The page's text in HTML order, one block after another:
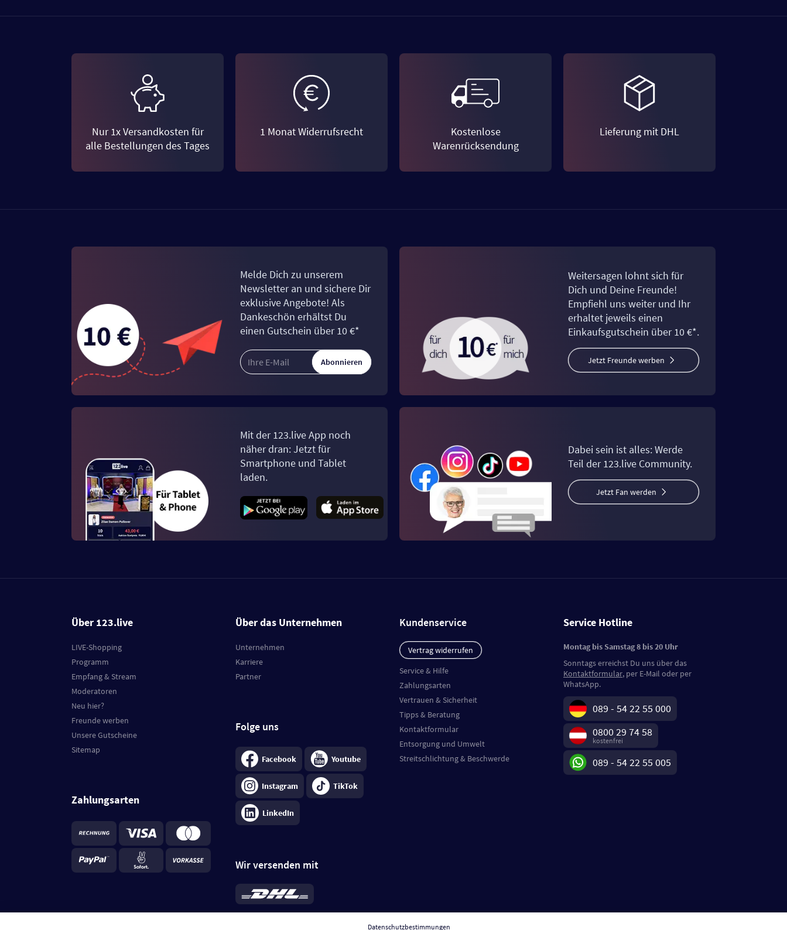
Nur 1x Versandkosten für
alle Bestellungen des Tages
1 Monat Widerrufsrecht
Kostenlose
Warenrücksendung
Lieferung mit DHL
Melde Dich zu unserem
Newsletter an und sichere Dir
exklusive Angebote! Als
Dankeschön erhältst Du
einen Gutschein über 10 €*
Abonnieren
Weitersagen lohnt sich für
Dich und Deine Freunde!
Empfiehl uns weiter und Ihr
erhaltet jeweils einen
Einkaufsgutschein über 10 €*.
Jetzt Freunde werben
Mit der 123.live App noch
näher dran: Jetzt für
Smartphone und Tablet
laden.
Dabei sein ist alles: Werde
Teil der 123.live Community.
Jetzt Fan werden
Über 123.live
LIVE-Shopping
Programm
Empfang & Stream
Moderatoren
Neu hier?
Freunde werben
Unsere Gutscheine
Sitemap
Zahlungsarten
Über das Unternehmen
Unternehmen
Karriere
Partner
Folge uns
Facebook Youtube
Instagram TikTok
LinkedIn
Wir versenden mit
*Standard 6,95 €; bei Kühlware zzgl. 0,99 €
je Bestellung, insgesamt 7,94 €. Lieferzeit3-
Kundenservice
Vertrag widerrufen
Service & Hilfe
Zahlungsarten
Vertrauen & Sicherheit
Tipps & Beratung
Kontaktformular
Entsorgung und Umwelt
Streitschlichtung & Beschwerde
Service Hotline
Montag bis Samstag 8 bis 20 Uhr
Sonntags erreichst Du uns über das
Kontaktformular, per E-Mail oder per
WhatsApp.
089 - 54 22 55 000
0800 29 74 58
kostenfrei
089 - 54 22 55 005
Datenschutzbestimmungen